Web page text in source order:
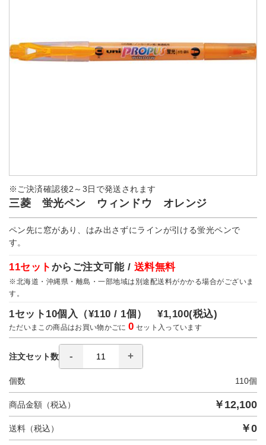
※ご決済確認後2～3日で発送されます
三菱 蛍光ペン ウィンドウ オレンジ
ペン先に窓があり、はみ出さずにラインが引ける蛍光ペンで
す。
11セット からご注文可能 / 送料無料
※北海道・沖縄県・離島・一部地域は別途配送料がかかる場合がございま
す。
1セット10個入（¥110 / 1個）¥1,100(税込)
ただいまこの商品はお買い物かごに0 セット入っています
注文セット数
個数 110個
商品金額（税込） ￥ 12,100
送料（税込） ￥0